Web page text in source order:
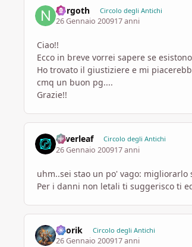
norgoth Circolo degli Antichi
26 Gennaio 200917 anni
Ciao!!
Ecco in breve vorrei sapere se
Ho trovato il giustiziere e mi
cmq un buon pg....
Grazie!!
Silverleaf Circolo degli Antichi
26 Gennaio 200917 anni
uhm..sei stao un po' vago: migliorarlo
Per i danni non letali ti suggerisco ti
Thorik Circolo degli Antichi
26 Gennaio 200917 anni